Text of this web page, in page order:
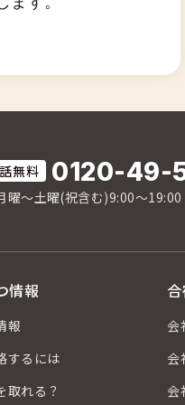
0120-49-
曜〜土曜(祝含む)9:00〜
情報
報
するには
取れる？
会
会
会